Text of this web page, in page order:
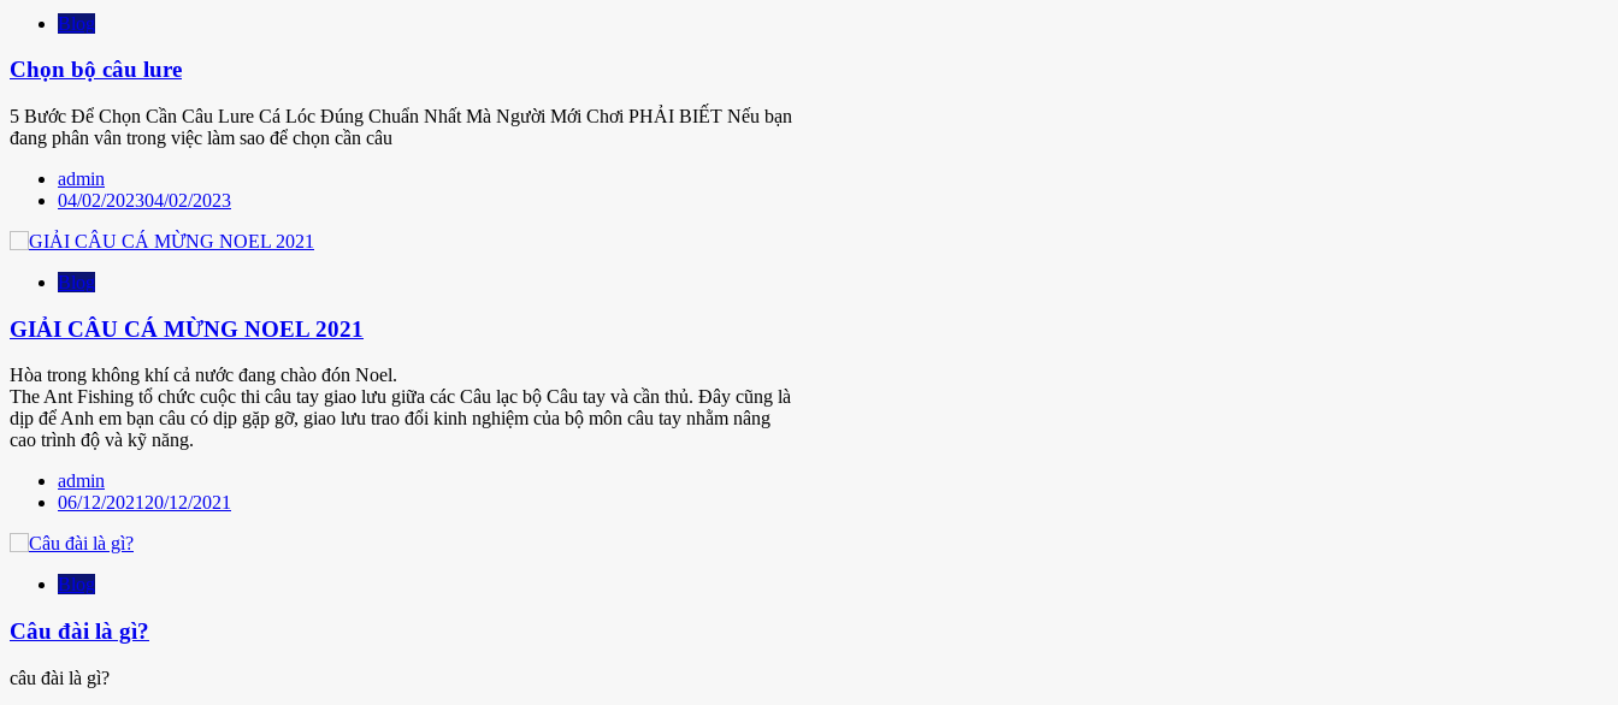
Blog
Chọn bộ câu lure
5 Bước Để Chọn Cần Câu Lure Cá Lóc Đúng Chuẩn Nhất Mà Người Mới Chơi PHẢI BIẾT Nếu bạn
đang phân vân trong việc làm sao để chọn cần câu
admin
04/02/202304/02/2023
Blog
GIẢI CÂU CÁ MỪNG NOEL 2021
Hòa trong không khí cả nước đang chào đón Noel.
The Ant Fishing tổ chức cuộc thi câu tay giao lưu giữa các Câu lạc bộ Câu tay và cần thủ. Đây cũng là
dịp để Anh em bạn câu có dịp gặp gỡ, giao lưu trao đổi kinh nghiệm của bộ môn câu tay nhằm nâng
cao trình độ và kỹ năng.
admin
06/12/2021 20/12/2021
Blog
Câu đài là gì?
câu đài là gì?